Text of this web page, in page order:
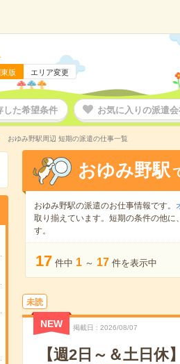
版 エリア変更
した希望条件 お気に入りの派遣会
おゆみ野駅周辺 短期の派遣の仕事一覧
おゆみ野駅
おゆみ野駅の派遣のお仕事情報です。
取り揃えています。短期の条件の他に、
す。
17 件中 1 ～ 17 件を表示中
未読
NEW 掲載日 2026/08/07
【週2日～＆土日